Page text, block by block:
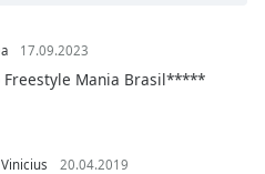
17.09.2023
Mania Brasil*****
20.04.2019